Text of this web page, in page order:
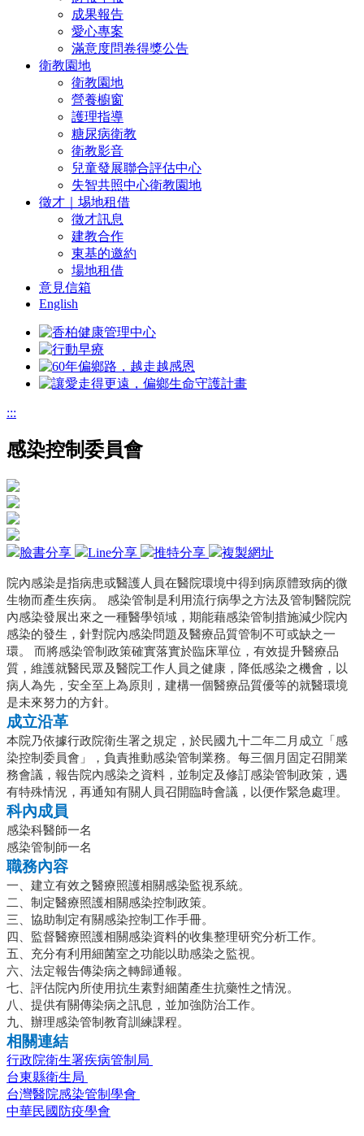
成果報告
愛心專案
滿意度問卷得獎公告
衛教園地
衛教園地
營養櫥窗
護理指導
糖尿病衛教
衛教影音
兒童發展聯合評估中心
失智共照中心衛教園地
徵才｜埸地租借
徵才訊息
建教合作
東基的邀約
場地租借
意見信箱
English
:::
感染控制委員會
臉書分享 Line分享 推特分享 複製網址
院內感染是指病患或醫護人員在醫院環境中得到病原體致病的微
生物而產生疾病。
感染管制是利用流行病學之方法及管制醫院院
內感染發展出來之一種醫學領域，期能藉感染管制措施減少院內
感染的發生，針對院內感染問題及醫療品質管制不可或缺之一
環。
而將感染管制政策確實落實於臨床單位，有效提升醫療品
質，維護就醫民眾及醫院工作人員之健康，降低感染之機會，以
病人為先，安全至上為原則，建構一個醫療品質優等的就醫環境
是未來努力的方針。
成立沿革
本院乃依據行政院衛生署之規定，於民國九十二年二月成立「感
染控制委員會」，負責推動感染管制業務。每三個月固定召開業
務會議，報告院內感染之資料，並制定及修訂感染管制政策，遇
有特殊情況，再通知有關人員召開臨時會議，以便作緊急處理。
科內成員
感染科醫師一名
感染管制師一名
職務內容
一、建立有效之醫療照護相關感染監視系統。
二、制定醫療照護相關感染控制政策。
三、協助制定有關感染控制工作手冊。
四、監督醫療照護相關感染資料的收集整理研究分析工作。
五、充分有利用細菌室之功能以助感染之監視。
六、法定報告傳染病之轉歸通報。
七、評估院內所使用抗生素對細菌產生抗藥性之情況。
八、提供有關傳染病之訊息，並加強防治工作。
九、辦理感染管制教育訓練課程。
相關連結
行政院衛生署疾病管制局
台東縣衛生局
台灣醫院感染管制學會
中華民國防疫學會